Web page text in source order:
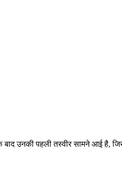
उनकी पहली तस्वीर सामने आई